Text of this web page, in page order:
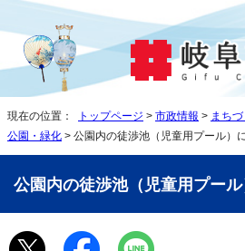
現在の位置： トップページ > 市政情報 > まち
公園・緑化 > 公園内の徒渉池（児童用プール）
公園内の徒渉池（児童用プー